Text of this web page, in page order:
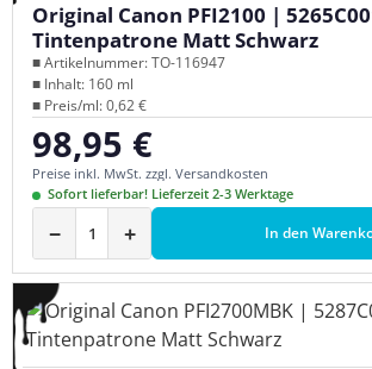
Original Canon PFI2100 |
Tintenpatrone Matt Schwarz
■ Artikelnummer: TO-116947
■ Inhalt: 160 ml
■ Preis/ml: 0,62 €
Regulärer Preis:
98,95 €
Preise inkl. MwSt. zzgl. Versandkosten
Sofort lieferbar! Lieferzeit 2-3 Werktage
− + In den